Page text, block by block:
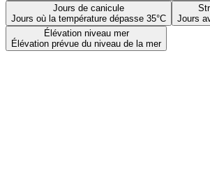
Jours de canicule
Jours où la température dépasse 35°C
Jours
Élévation niveau mer
Élévation prévue du niveau de la mer